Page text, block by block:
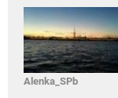
Alenka_SPb